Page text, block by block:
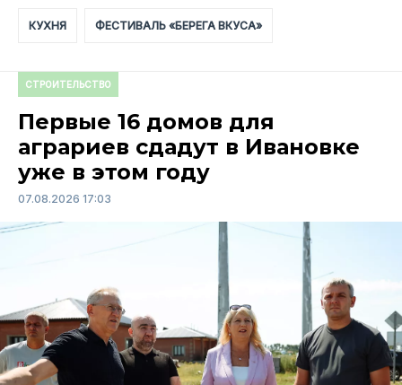
КУХНЯ ФЕСТИВАЛЬ «БЕРЕГА ВКУСА»
СТРОИТЕЛЬСТВО
Первые 16 домов для
аграриев сдадут в Ивановке
уже в этом году
07.08.2026 17:03